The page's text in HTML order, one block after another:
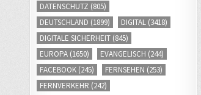
DATENSCHUTZ (805)
DEUTSCHLAND (1899) DIGITAL (3418)
DIGITALE SICHERHEIT (845)
EUROPA (1650) EVANGELISCH (244)
FACEBOOK (245) FERNSEHEN (253)
FERNVERKEHR (242)